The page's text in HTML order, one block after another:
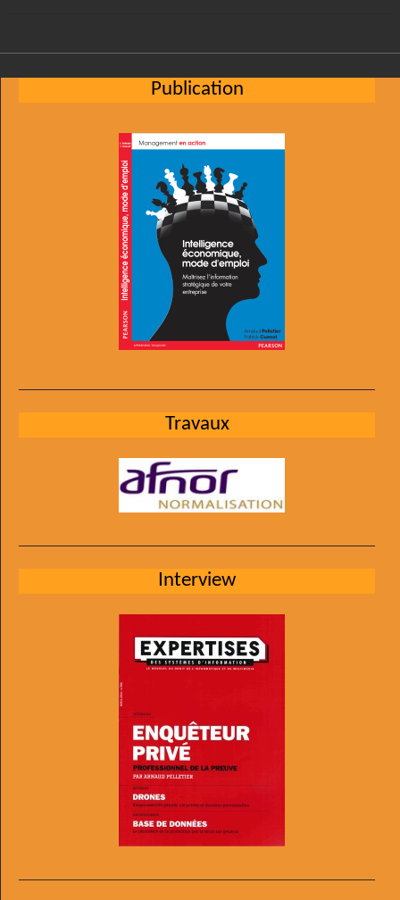
Publication
Travaux
Interview